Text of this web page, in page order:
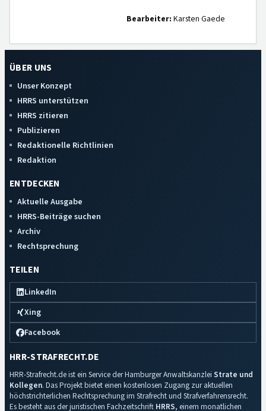
Bearbeiter: Karsten Gaede
ÜBER UNS
Unser Konzept
HRRS unterstützen
HRRS zitieren
Publizieren
Redaktionelle Richtlinien
Redaktion
ENTDECKEN
Aktuelle Ausgabe
HRRS-Beiträge suchen
Archiv
Rechtsprechung
TEILEN
LinkedIn
Xing
Facebook
HRR-STRAFRECHT.DE
HRR-Strafrecht.de ist ein Service der Hamburger Anwaltskanzlei Strate und
Kollegen. Das Projekt bietet einen kostenlosen Zugang zur aktuellen
höchstrichterlichen Rechtsprechung im Strafrecht und Strafverfahrensrecht.
Es besteht aus der juristischen Fachzeitschrift HRRS, einem monatlichen